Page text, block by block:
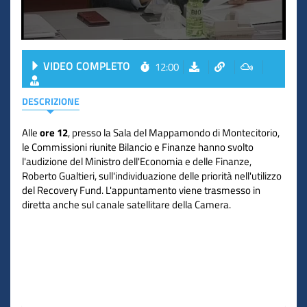
VIDEO COMPLETO 12:00
DESCRIZIONE
Alleore 12, presso la Sala del Mappamondo di Montecitorio,
le Commissioni riunite Bilancio e Finanze hanno svolto
l'audizione del Ministro dell'Economia e delle Finanze,
Roberto Gualtieri, sull'individuazione delle priorità nell'utilizzo
del Recovery Fund. L'appuntamento viene trasmesso in
diretta anche sul canale satellitare della Camera.